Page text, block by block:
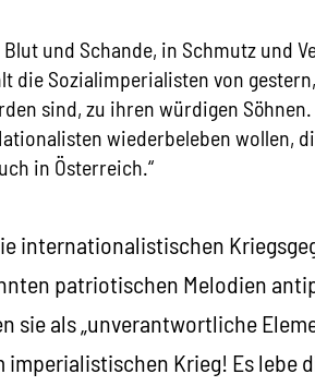
und Schande, in Schmutz und
die Sozialimperialisten von
sind, zu ihren würdigen Söhnen.
wiederbeleben wollen,
in Österreich.“
internationalistischen
patriotischen Melodien
sie als „unverantwortliche
Krieg! Es lebe